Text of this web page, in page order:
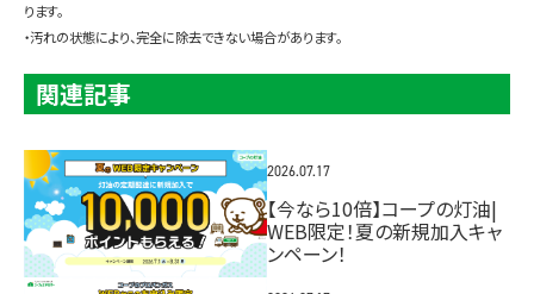
ります。
・汚れの状態により、完全に除去できない場合があります。
関連記事
2026.07.17
【今なら10倍】コープの灯油|
WEB限定！夏の新規加入キャ
ンペーン！